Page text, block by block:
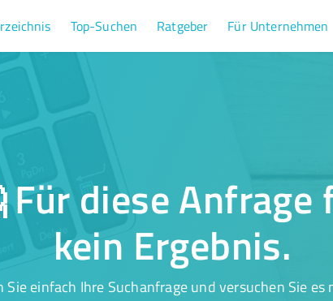
Top-Suchen Ratgeber Für Unternehmen
Für diese
kein Ergebnis.
Sie einfach Ihre Suchanfrage und versuchen Sie es